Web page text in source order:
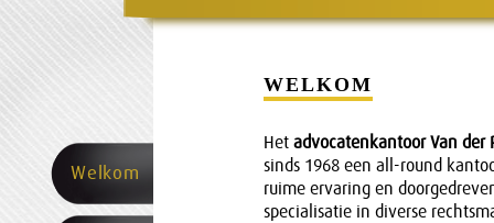
Welkom
WELKOM
Het advocatenkantoor Van der
sinds 1968 een all-round
ruime ervaring en
specialisatie in diverse